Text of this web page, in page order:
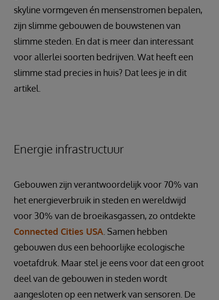
skyline vormgeven én mensenstromen bepalen,
zijn slimme gebouwen de bouwstenen van
slimme steden. En dat is meer dan interessant
voor allerlei soorten bedrijven. Wat heeft een
slimme stad precies in huis? Dat lees je in dit
artikel.
Energie infrastructuur
Gebouwen zijn verantwoordelijk voor 70% van
het energieverbruik in steden en wereldwijd
voor 30% van de broeikasgassen, zo ontdekte
Connected Cities USA . Samen hebben
gebouwen dus een behoorlijke ecologische
voetafdruk. Maar stel je eens voor dat een groot
deel van de gebouwen in steden wordt
aangesloten op een netwerk van sensoren. De